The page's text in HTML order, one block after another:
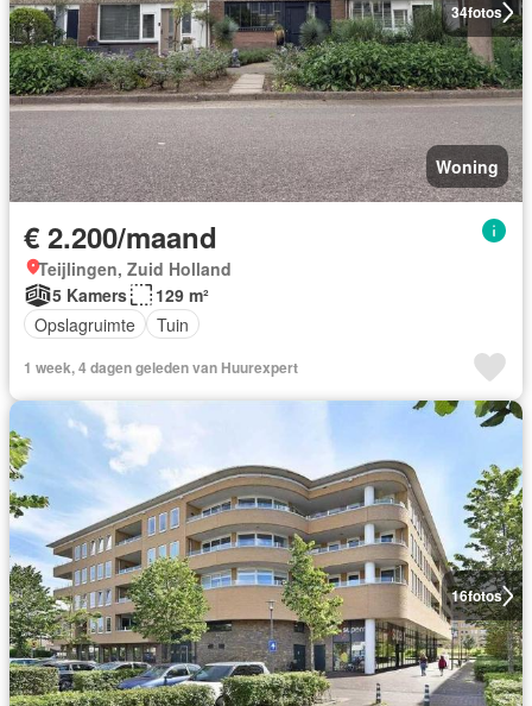
34fotos
Woning
€ 2.200/maand
Teijlingen, Zuid Holland
5 Kamers
129 m²
Opslagruimte
Tuin
1 week, 4 dagen geleden van Huurexpert
16fotos